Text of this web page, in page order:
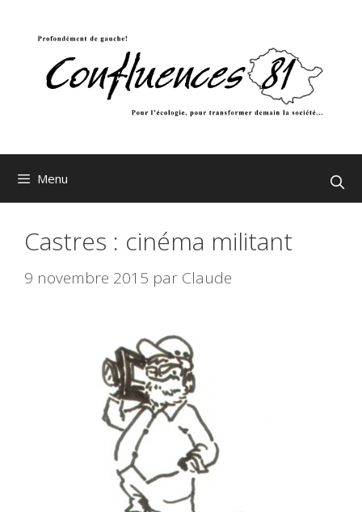
Menu
Castres : cinéma militant
9 novembre 2015 par Claude